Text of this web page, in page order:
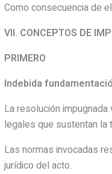
Como consecuencia de
VII. CONCEPTOS DE
PRIMERO
Indebida
La resolución
legales que sustentan la
Las normas invocadas
jurídico del acto.